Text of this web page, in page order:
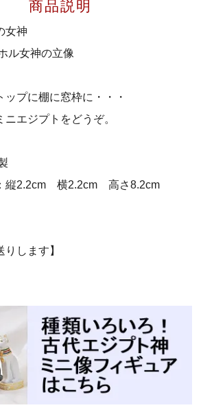
商品説明
女神
ル女神の立像
ップに棚に窓枠に・・・
エジプトをどうぞ。
縦2.2cm 横2.2cm 高さ8.2cm
りします】